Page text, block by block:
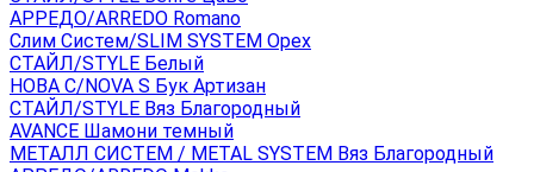
АРРЕДО/ARREDO Romano
Слим Систем/SLIM SYSTEM Орех
СТАЙЛ/STYLE Белый
НОВА С/NOVA S Бук Артизан
СТАЙЛ/STYLE Вяз Благородный
AVANCE Шамони темный
МЕТАЛЛ СИСТЕМ / METAL SYSTEM Вяз Благородный